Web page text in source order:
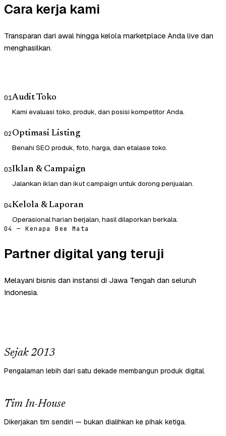
Cara kerja kami
Transparan dari awal hingga kelola marketplace Anda live dan
menghasilkan.
01Audit Toko
Kami evaluasi toko, produk, dan posisi kompetitor Anda.
02Optimasi Listing
Benahi SEO produk, foto, harga, dan etalase toko.
03Iklan & Campaign
Jalankan iklan dan ikut campaign untuk dorong penjualan.
04Kelola & Laporan
Operasional harian berjalan, hasil dilaporkan berkala.
04 — Kenapa Bee Mata
Partner digital yang teruji
Melayani bisnis dan instansi di Jawa Tengah dan seluruh
Indonesia.
Sejak 2013
Pengalaman lebih dari satu dekade membangun produk digital.
Tim In-House
Dikerjakan tim sendiri — bukan dialihkan ke pihak ketiga.